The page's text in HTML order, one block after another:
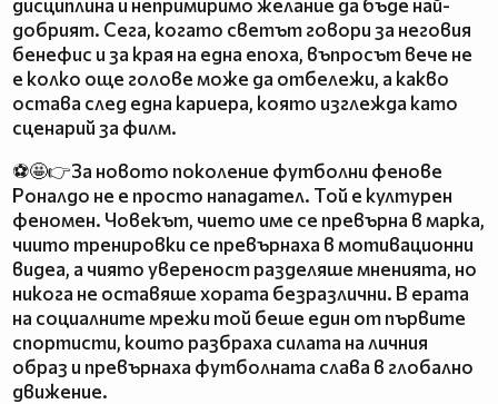
добрият. Сега, когато светът говори за неговия
бенефис и за края на една епоха, въпросът вече не
е колко още голове може да отбележи, а какво
остава след една кариера, която изглежда като
сценарий за филм.
⚽🤩👉За новото поколение футболни фенове
Роналдо не е просто нападател. Той е културен
феномен. Човекът, чието име се превърна в марка,
чиито тренировки се превърнаха в мотивационни
видеа, а чиято увереност разделяше мненията, но
никога не оставяше хората безразлични. В ерата
на социалните мрежи той беше един от първите
спортисти, които разбраха силата на личния
образ и превърнаха футболната слава в глобално
движение.